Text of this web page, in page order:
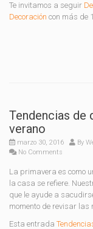
Te invitamos a seguir
Decoración con más de
Tendencias de
verano
marzo 30, 2016 By
No Comments
La primavera es como
la casa se refiere.
que le ayude a
momento de revisar
Esta entrada